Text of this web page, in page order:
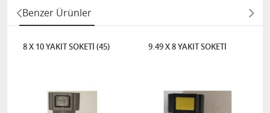
Benzer Ürünler
8 X 10 YAKIT SOKETİ (45) 9.49 X 8 YAKIT SOKETİ